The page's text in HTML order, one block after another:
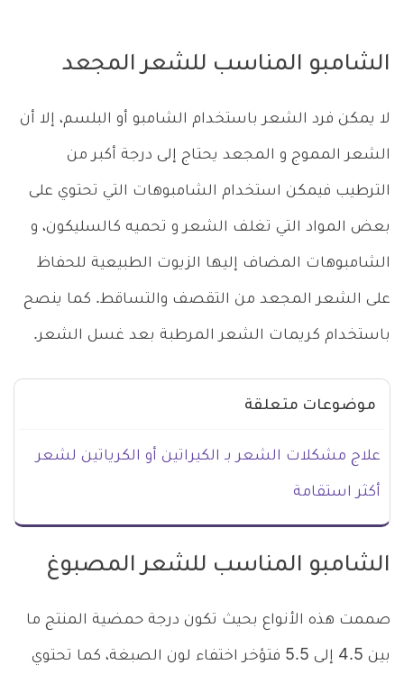
الشامبو المناسب للشعر المجعد
لا يمكن فرد الشعر باستخدام الشامبو أو البلسم، إلا أن
الشعر المموج و المجعد يحتاج إلى درجة أكبر من
الترطيب فيمكن استخدام الشامبوهات التي تحتوي على
بعض المواد التي تغلف الشعر و تحميه كالسليكون، و
الشامبوهات المضاف إليها الزيوت الطبيعية للحفاظ
على الشعر المجعد من التقصف والتساقط. كما ينصح
باستخدام كريمات الشعر المرطبة بعد غسل الشعر.
موضوعات متعلقة
علاج مشكلات الشعر بـ الكيراتين أو الكرياتين لشعر
أكثر استقامة
الشامبو المناسب للشعر المصبوغ
صممت هذه الأنواع بحيث تكون درجة حمضية المنتج ما
بين 5 .4 إلى 5 . 5 فتؤخر اختفاء لون الصبغة، كما تحتوي